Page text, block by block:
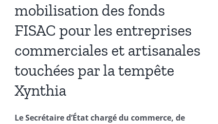
mobilisation des fonds
FISAC pour les entreprises
commerciales et artisanales
touchées par la tempête
Xynthia
Le Secrétaire d’État chargé du commerce, de